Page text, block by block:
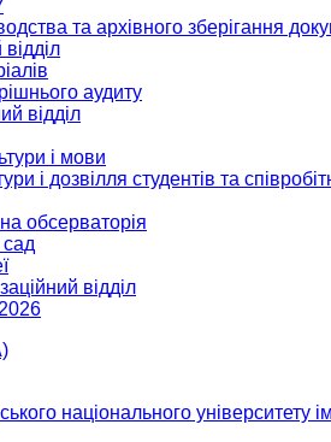
та архівного зберігання
аудиту
відділ
і мови
і дозвілля студентів та
обсерваторія
сад
відділ